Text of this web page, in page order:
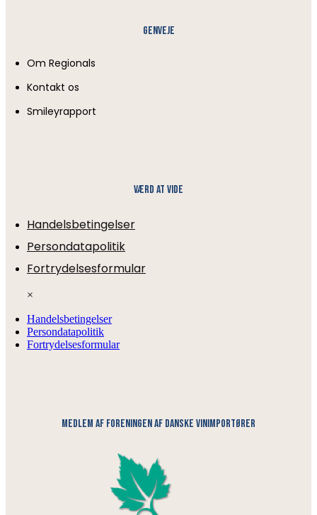
Genveje
Om Regionals
Kontakt os
Smileyrapport
Værd at vide
Handelsbetingelser
Persondatapolitik
Fortrydelsesformular
×
Handelsbetingelser
Persondatapolitik
Fortrydelsesformular
medlem af foreningen af danske vinimportører